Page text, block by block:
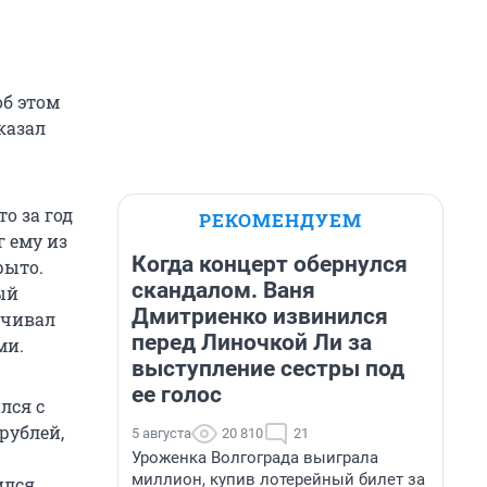
этом
за год
ему из
с
РЕКОМЕНДУЕМ
Когда концерт обернулся
скандалом. Ваня
Дмитриенко извинился
перед Линочкой Ли за
выступление сестры под
ее голос
5 августа 20 810 21
Уроженка Волгограда выиграла
миллион, купив лотерейный билет за